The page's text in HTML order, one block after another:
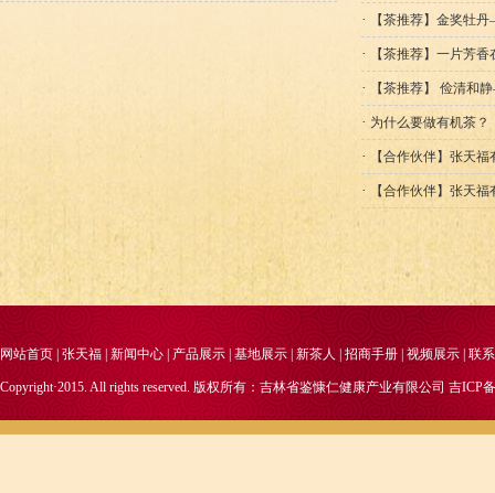
· 【茶推荐】金奖牡
· 【茶推荐】一片芳
· 【茶推荐】 俭清和
· 为什么要做有机茶？
· 【合作伙伴】张天
· 【合作伙伴】张天
网站首页 张天福 新闻中心 产品展示 基地展示 |新茶人| 招商手册|视频展示|联
Copyright·2015. All rights reserved. 版权所有：吉林省鉴慷仁健康产业有限公司 吉ICP